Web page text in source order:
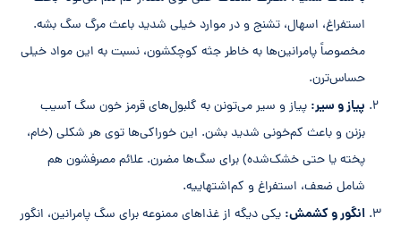
استفراغ، اسهال، تشنج و در موارد خیلی شدید باعث مرگ سگ بشه.
مخصوصاً پامرانین‌ها به خاطر جثه کوچکشون، نسبت به این مواد خیلی
حساس‌ترن.
پیاز و سیر: پیاز و سیر می‌تونن به گلبول‌های قرمز خون سگ آسیب
بزنن و باعث کم‌خونی شدید بشن. این خوراکی‌ها توی هر شکلی (خام،
پخته یا حتی خشک‌شده) برای سگ‌ها مضرن. علائم مصرفشون هم
شامل ضعف، استفراغ و کم‌اشتهاییه.
انگور و کشمش: یکی دیگه از غذاهای ممنوعه برای سگ پامرانین، انگور